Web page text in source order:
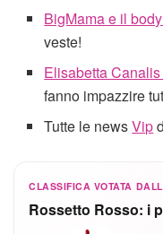
BigMama e il
veste!
Elisabetta
fanno impazzire
Tutte le newsVip
CLASSIFICA VOTATA
Rossetto Rosso: i